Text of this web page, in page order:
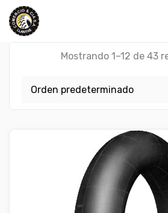
Skip
content
Mostrando 1–12 de 43